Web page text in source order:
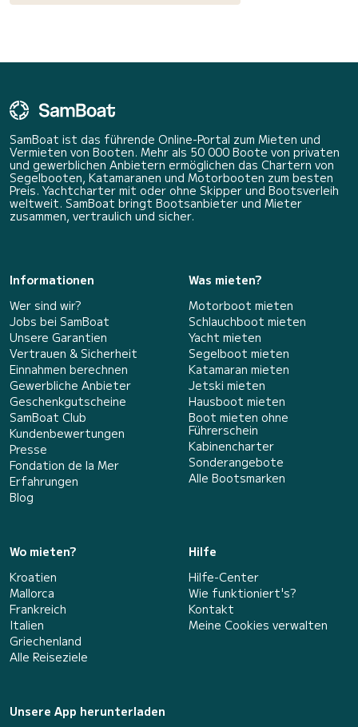
SamBoat ist das führende Online-Portal zum Mieten und
Vermieten von Booten. Mehr als 50 000 Boote von privaten
und gewerblichen Anbietern ermöglichen das Chartern von
Segelbooten, Katamaranen und Motorbooten zum besten
Preis. Yachtcharter mit oder ohne Skipper und Bootsverleih
weltweit. SamBoat bringt Bootsanbieter und Mieter
zusammen, vertraulich und sicher.
Informationen
Wer sind wir?
Jobs bei SamBoat
Unsere Garantien
Vertrauen & Sicherheit
Einnahmen berechnen
Gewerbliche Anbieter
Geschenkgutscheine
SamBoat Club
Kundenbewertungen
Presse
Fondation de la Mer
Erfahrungen
Blog
Was mieten?
Motorboot mieten
Schlauchboot mieten
Yacht mieten
Segelboot mieten
Katamaran mieten
Jetski mieten
Hausboot mieten
Boot mieten ohne
Führerschein
Kabinencharter
Sonderangebote
Alle Bootsmarken
Wo mieten?
Kroatien
Mallorca
Frankreich
Italien
Griechenland
Alle Reiseziele
Hilfe
Hilfe-Center
Wie funktioniert's?
Kontakt
Meine Cookies verwalten
Unsere App herunterladen